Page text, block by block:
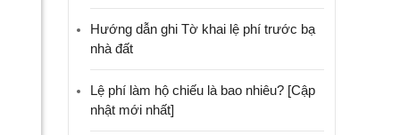
Hướng dẫn ghi Tờ khai lệ phí trước bạ
nhà đất
Lệ phí làm hộ chiếu là bao nhiêu? [Cập
nhật mới nhất]